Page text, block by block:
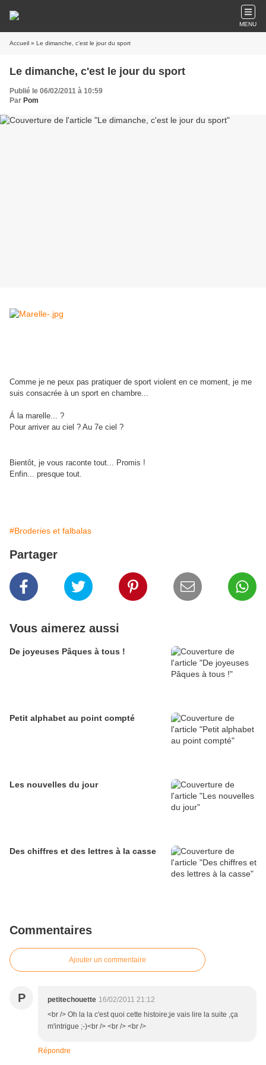
MENU
Accueil » Le dimanche, c'est le jour du sport
Le dimanche, c'est le jour du sport
Publié le 06/02/2011 à 10:59
Par Pom
Comme je ne peux pas pratiquer de sport violent en ce moment, je me
suis consacrée à un sport en chambre...
Á la marelle... ?
Pour arriver au ciel ? Au 7e ciel ?
Bientôt, je vous raconte tout... Promis !
Enfin... presque tout.
#Broderies et falbalas
Partager
Vous aimerez aussi
De joyeuses Pâques à tous !
Petit alphabet au point compté
Les nouvelles du jour
Des chiffres et des lettres à la casse
Commentaires
Ajouter un commentaire
P petitechouette 16/02/2011 21:12
<br /> Oh la la c'est quoi cette histoire;je vais lire la suite ,ça
m'intrigue ;-)<br /> <br /> <br />
Répondre